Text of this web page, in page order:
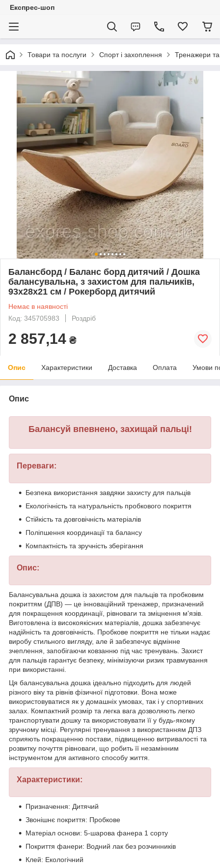
Експрес-шоп
Товари та послуги Спорт і захоплення Тренажери
Балансборд / Баланс борд дитячий / Дошка
балансувальна, з захистом для пальчиків,
93х28х21 см / Рокерборд дитячий
Немає в наявності
Код: 345705983
Роздріб
2 857,14 ₴
Опис Характеристики Доставка Оплата Умови
Опис
Балансуй впевнено, захищай пальці!
Переваги:
Безпека використання завдяки захисту для пальців
Екологічність та натуральність пробкового покриття
Стійкість та довговічність матеріалів
Поліпшення координації та балансу
Компактність та зручність зберігання
Опис:
Балансувальна дошка із захистом для пальців та пробковим
покриттям (ДПВ) — це інноваційний тренажер, призначений
для покращення координації, рівноваги та зміцнення м'язів.
Виготовлена із високоякісних матеріалів, дошка забезпечує
надійність та довговічність. Пробкове покриття не тільки надає
виробу стильного вигляду, але й забезпечує відмінне
зчеплення, запобігаючи ковзанню під час тренувань. Захист
для пальців гарантує безпеку, мінімізуючи ризик травмування
при використанні.
Ця балансувальна дошка ідеально підходить для людей
різного віку та рівнів фізичної підготовки. Вона може
використовуватися як у домашніх умовах, так і у спортивних
залах. Компактний розмір та легка вага дозволяють легко
транспортувати дошку та використовувати її у будь-якому
зручному місці. Регулярні тренування з використанням ДПЗ
сприяють покращенню постави, підвищенню витривалості та
розвитку почуття рівноваги, що робить її незамінним
інструментом для активного способу життя.
Характеристики:
Призначення: Дитячий
Звонішнє покриття: Пробкове
Матеріал основи: 5-шарова фанера 1 сорту
Покриття фанери: Водний лак без розчинників
Клей: Екологічний